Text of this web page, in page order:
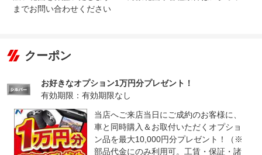
までお問い合わせください
クーポン
お好きなオプション1万円分プレゼント！
有効期限：有効期限なし
当店へご来店当日にご成約のお客様に、
車と同時購入＆お取付いただくオプショ
ン品を最大10,000円分プレゼント！（※
部品代金にのみ利用可。工賃・保証・諸